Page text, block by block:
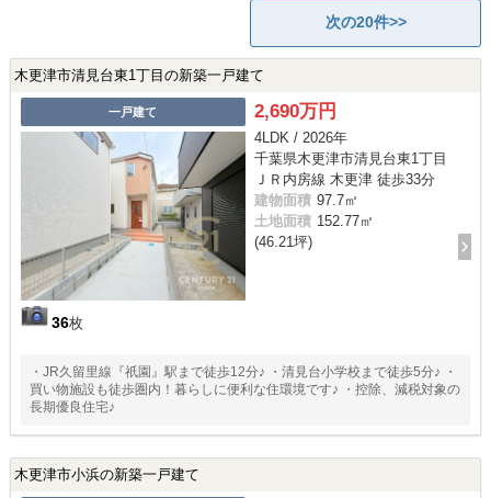
次の20件>>
木更津市清見台東1丁目の新築一戸建て
一戸建て
36枚
2,690万円
4LDK / 2026年
千葉県木更津市清見台東1丁目
ＪＲ内房線 木更津 徒歩33分
建物面積 97.7㎡
土地面積 152.77㎡
(46.21坪)
・JR久留里線『祇園』駅まで徒歩12分♪ ・清見台小学校まで徒歩5分♪ ・
買い物施設も徒歩圏内！暮らしに便利な住環境です♪ ・控除、減税対象の
長期優良住宅♪
木更津市小浜の新築一戸建て